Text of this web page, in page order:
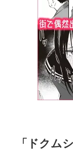
「ドクム